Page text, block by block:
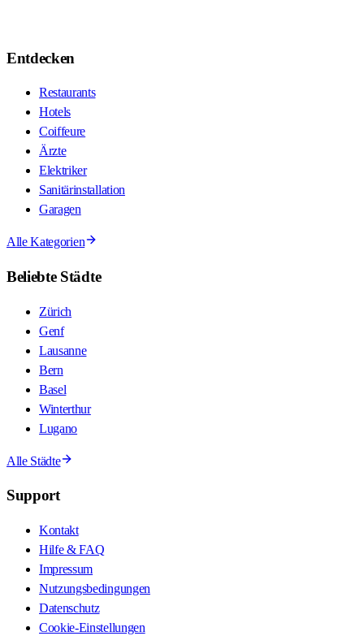
Entdecken
Restaurants
Hotels
Coiffeure
Ärzte
Elektriker
Sanitärinstallation
Garagen
Alle Kategorien
Beliebte Städte
Zürich
Genf
Lausanne
Bern
Basel
Winterthur
Lugano
Alle Städte
Support
Kontakt
Hilfe & FAQ
Impressum
Nutzungsbedingungen
Datenschutz
Cookie-Einstellungen